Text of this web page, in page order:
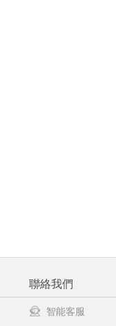
聯絡我們
智能客服